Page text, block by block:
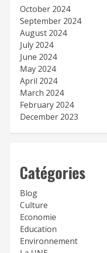
October 2024
September 2024
August 2024
July 2024
June 2024
May 2024
April 2024
March 2024
February 2024
December 2023
Catégories
Blog
Culture
Economie
Education
Environnement